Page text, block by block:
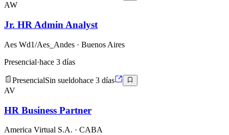
AW
Jr. HR Admin Analyst
Aes Wd1/Aes_Andes · Buenos Aires
Presencial·hace 3 días
PresencialSin sueldohace 3 días
AV
HR Business Partner
America Virtual S.A. · CABA